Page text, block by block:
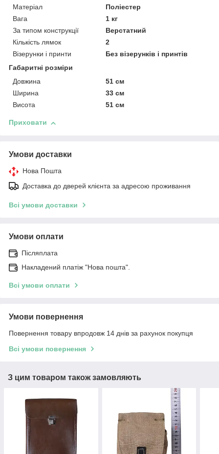
Матеріал
Поліестер
Вага
1 кг
За типом конструкції
Верстатний
Кількість лямок
2
Візерунки і принти
Без візерунків і принтів
Габаритні розміри
Довжина
51 см
Ширина
33 см
Висота
51 см
Приховати
Умови доставки
Нова Пошта
Доставка до дверей клієнта за адресою проживання
Всі умови доставки
Умови оплати
Післяплата
Накладений платіж "Нова пошта".
Всі умови оплати
Умови повернення
Повернення товару впродовж 14 днів за рахунок покупця
Всі умови повернення
З цим товаром також замовляють